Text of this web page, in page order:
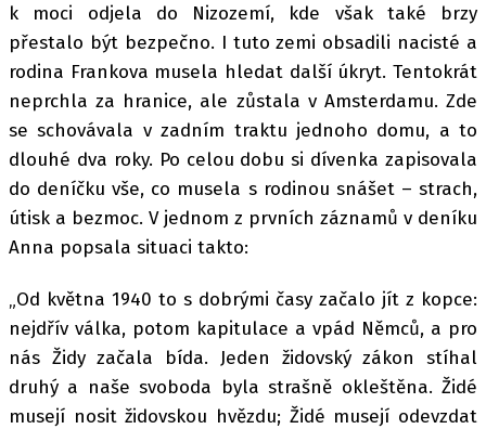
k moci odjela do Nizozemí, kde však také brzy
přestalo být bezpečno. I tuto zemi obsadili nacisté a
rodina Frankova musela hledat další úkryt. Tentokrát
neprchla za hranice, ale zůstala v Amsterdamu. Zde
se schovávala v zadním traktu jednoho domu, a to
dlouhé dva roky. Po celou dobu si dívenka zapisovala
do deníčku vše, co musela s rodinou snášet – strach,
útisk a bezmoc. V jednom z prvních záznamů v deníku
Anna popsala situaci takto:
„Od května 1940 to s dobrými časy začalo jít z kopce:
nejdřív válka, potom kapitulace a vpád Němců, a pro
nás Židy začala bída. Jeden židovský zákon stíhal
druhý a naše svoboda byla strašně okleštěna. Židé
musejí nosit židovskou hvězdu; Židé musejí odevzdat